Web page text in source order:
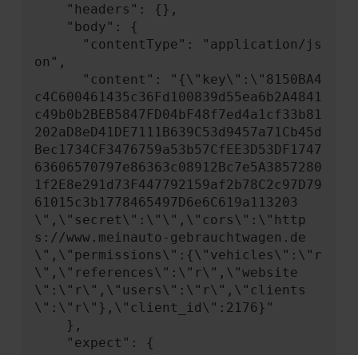
on",
c4C600461435c36Fd100839d55ea6b2A4841
c49b0b2BEB5847FD04bF48f7ed4a1cf33b81
202aD8eD41DE7111B639C53d9457a71Cb45d
Bec1734CF3476759a53b57CfEE3D53DF1747
63606570797e86363c08912Bc7e5A3857280
1f2E8e291d73F447792159af2b78C2c97D79
61015c3b1778465497D6e6C619a113203
\",\"secret\":\"\",\"cors\":\"http
s://www.meinauto-gebrauchtwagen.de
\",\"permissions\":{\"vehicles\":\"r
\",\"references\":\"r\",\"website
\":\"r\",\"users\":\"r\",\"clients
\":\"r\"},\"client_id\":2176}"